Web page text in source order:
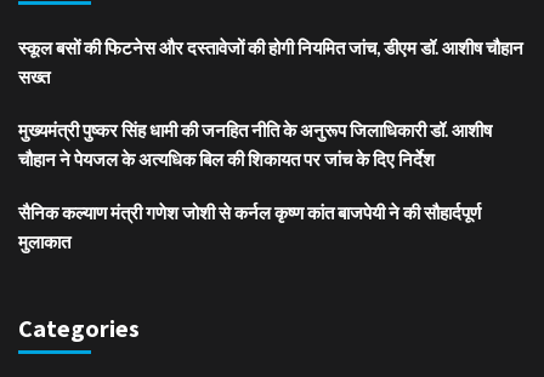
स्कूल बसों की फिटनेस और दस्तावेजों की होगी नियमित जांच, डीएम डॉ. आशीष चौहान
सख्त
मुख्यमंत्री पुष्कर सिंह धामी की जनहित नीति के अनुरूप जिलाधिकारी डॉ. आशीष
चौहान ने पेयजल के अत्यधिक बिल की शिकायत पर जांच के दिए निर्देश
सैनिक कल्याण मंत्री गणेश जोशी से कर्नल कृष्ण कांत बाजपेयी ने की सौहार्दपूर्ण
मुलाकात
Categories